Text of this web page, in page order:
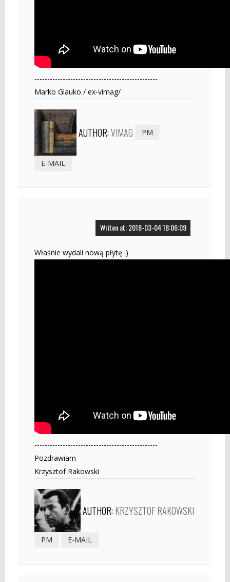
------------------------------------------------
Marko Glauko / ex-vimag/
AUTHOR:VIMAG PM
E-MAIL
Writen at: 2018-03-04 18:06:09
Właśnie wydali nową płytę :)
------------------------------------------------
Pozdrawiam
Krzysztof Rakowski
AUTHOR: KRZYSZTOF RAKOWSKI
PM E-MAIL